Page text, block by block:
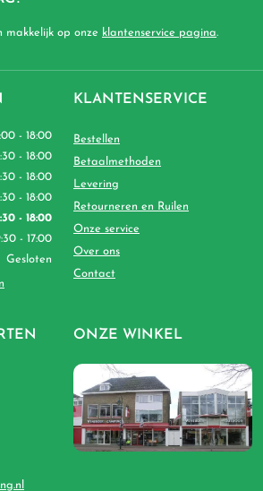
makkelijk op onze klantenservice pagina.
- 18:00
- 18:00
- 18:00
- 18:00
- 18:00
- 17:00
Gesloten
KLANTENSERVICE
Bestellen
Betaalmethoden
Levering
Retourneren en Ruilen
Onze service
Over ons
Contact
ONZE WINKEL